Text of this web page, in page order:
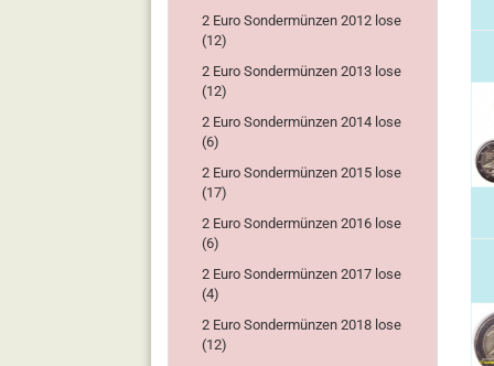
2 Euro Sondermünzen 2012 lose
(12)
2 Euro Sondermünzen 2013 lose
(12)
2 Euro Sondermünzen 2014 lose
(6)
2 Euro Sondermünzen 2015 lose
(17)
2 Euro Sondermünzen 2016 lose
(6)
2 Euro Sondermünzen 2017 lose
(4)
2 Euro Sondermünzen 2018 lose
(12)